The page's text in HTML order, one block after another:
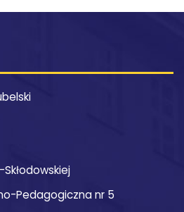
Pedagogiczna nr 5